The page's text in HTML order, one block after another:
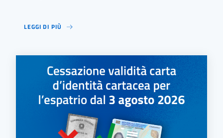
LEGGI DI PIÙ